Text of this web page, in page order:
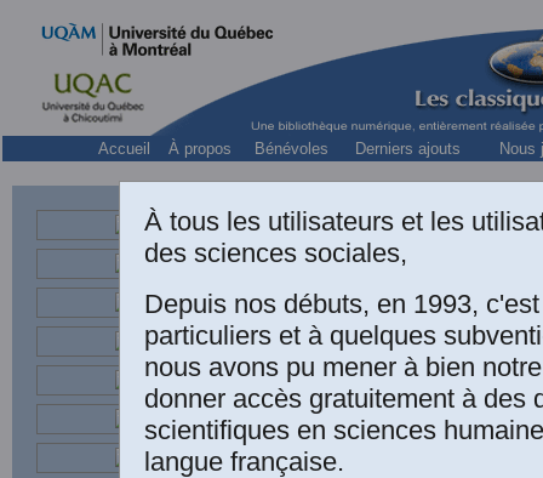
Accueil À propos Bénévoles Derniers ajouts Nous
bachelière en
À tous les utilisateurs et les
des sciences sociales,
Depuis nos débuts, en 1993,
particuliers et à quelques
nous avons pu mener à bien
donner accès gratuitement à des
scientifiques en sciences
langue française.